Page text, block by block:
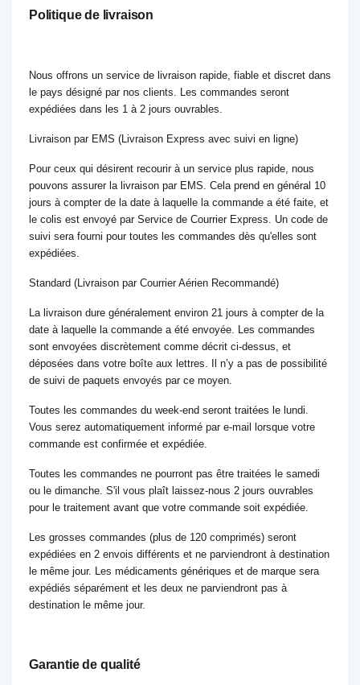
Politique de livraison
Nous offrons un service de livraison rapide, fiable et discret dans
le pays désigné par nos clients. Les commandes seront
expédiées dans les 1 à 2 jours ouvrables.
Livraison par EMS (Livraison Express avec suivi en ligne)
Pour ceux qui désirent recourir à un service plus rapide, nous
pouvons assurer la livraison par EMS. Cela prend en général 10
jours à compter de la date à laquelle la commande a été faite, et
le colis est envoyé par Service de Courrier Express. Un code de
suivi sera fourni pour toutes les commandes dès qu'elles sont
expédiées.
Standard (Livraison par Courrier Aérien Recommandé)
La livraison dure généralement environ 21 jours à compter de la
date à laquelle la commande a été envoyée. Les commandes
sont envoyées discrètement comme décrit ci-dessus, et
déposées dans votre boîte aux lettres. Il n’y a pas de possibilité
de suivi de paquets envoyés par ce moyen.
Toutes les commandes du week-end seront traitées le lundi.
Vous serez automatiquement informé par e-mail lorsque votre
commande est confirmée et expédiée.
Toutes les commandes ne pourront pas être traitées le samedi
ou le dimanche. S'il vous plaît laissez-nous 2 jours ouvrables
pour le traitement avant que votre commande soit expédiée.
Les grosses commandes (plus de 120 comprimés) seront
expédiées en 2 envois différents et ne parviendront à destination
le même jour. Les médicaments génériques et de marque sera
expédiés séparément et les deux ne parviendront pas à
destination le même jour.
Garantie de qualité